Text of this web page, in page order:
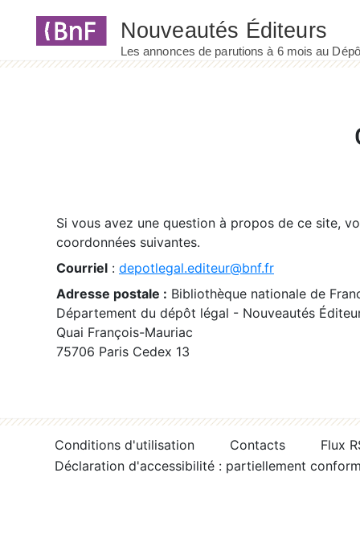
Si vous avez une question à propos de ce site,
coordonnées suivantes.
Courriel : depotlegal.editeur@bnf.fr
Adresse postale : Bibliothèque nationale de
Département du dépôt légal - Nouveautés
Quai François-Mauriac
75706 Paris Cedex 13
Conditions d'utilisation Contacts
Flux
Déclaration d'accessibilité : partiellement